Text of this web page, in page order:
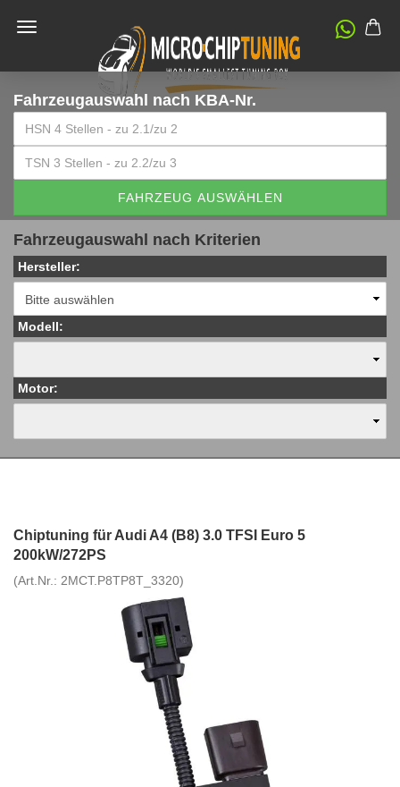
Fahrzeugauswahl nach KBA-Nr.
FAHRZEUG AUSWÄHLEN
Fahrzeugauswahl nach Kriterien
Hersteller:
Modell:
Motor:
Chiptuning für Audi A4 (B8) 3.0 TFSI Euro 5
200kW/272PS
(Art.Nr.: 2MCT.P8TP8T_3320)